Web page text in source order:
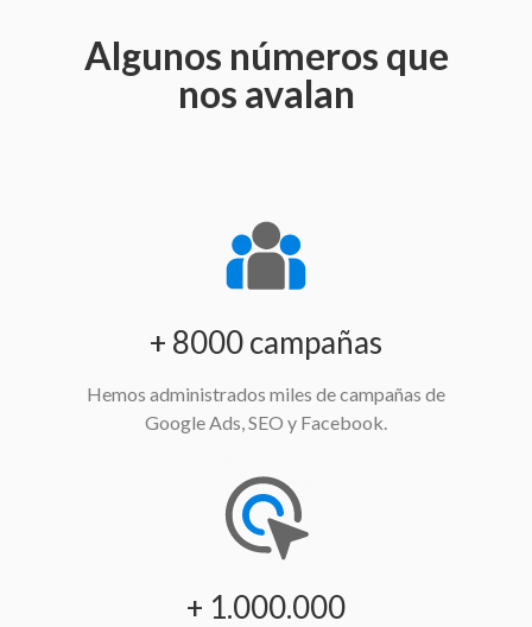
Algunos números que
nos avalan
+ 8000 campañas
Hemos administrados miles de campañas de
Google Ads, SEO y Facebook.
+ 1.000.000